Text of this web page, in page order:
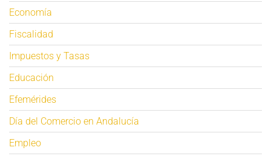
Economía
Fiscalidad
Impuestos y Tasas
Educación
Efemérides
Día del Comercio en Andalucía
Empleo